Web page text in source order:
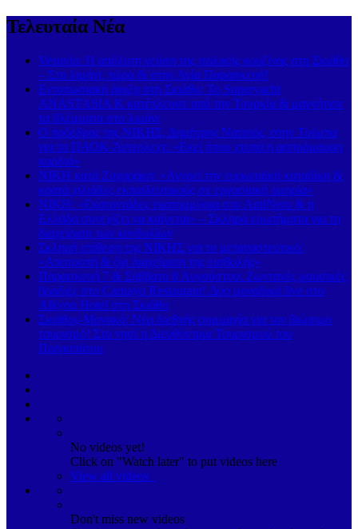
Τελευταία Νέα
Vesuvio: Η απόλυτη γεύση της ιταλικής κουζίνας στη Σκιάθο
– Στο λιμάνι, τώρα & στην Αγία Παρασκευή!
Εντυπωσιακή άφιξη στη Σκιάθο: Το Superyacht
ANASTASIA K κατέπλευσε από την Τουρκία & μαγνήτισε
τα βλέμματα στο λιμάνι
Ο πρόεδρος της ΝΙΚΗΣ, Δημήτρης Νατσιός, στην Τούμπα
για το ΠΑΟΚ-Άντερλεχτ: «Εκεί όπου χτυπά η ασπρόμαυρη
καρδιά»
ΝΙΚΗ κατά Ζαχαράκη: «Αγνοεί την ευρωπαϊκή καταδίκη &
κρατά χιλιάδες εκπαιδευτικούς σε εργασιακή ομηρία»
ΝΙΚΗ: «Εκατοντάδες εκατομμύρια στο AntiNero & η
Ελλάδα συνεχίζει να καίγεται» – Σκληρά ερωτήματα για τη
διαχείριση των κονδυλίων
Σκληρή επίθεση της ΝΙΚΗΣ για το μεταναστευτικό:
«Αποτροπή & όχι διαχείριση της εισβολής»
Παρασκευή 7 & Σάββατο 8 Αυγούστου: Ζωντανές μουσικές
βραδιές στο Carnayo Restaurant! Δύο μοναδικά live στο
Alkyon Hotel στη Σκιάθο
Σκιάθος-Μονακό: Νέα διεθνής συμμαχία για τον βιώσιμο
τουρισμό! Στο νησί η Διευθύντρια Τουρισμού του
Πριγκιπάτου
No videos yet!
Click on "Watch later" to put videos here
View all videos
Don't miss new videos